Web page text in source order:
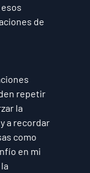
de
repetir
la
a recordar
como
en mi